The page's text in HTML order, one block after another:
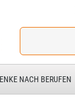
Ich
für:
NACH BERUFEN